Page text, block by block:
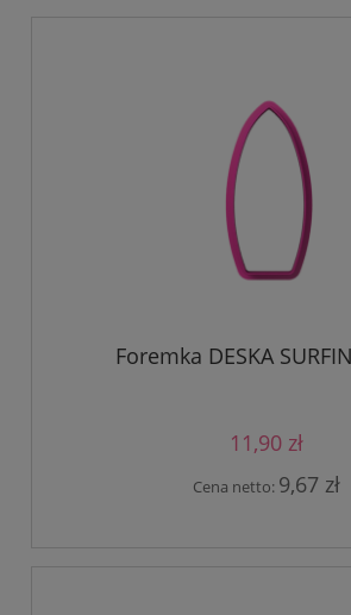
Foremka DESKA
11,90 zł
Cena netto: 9,67 zł